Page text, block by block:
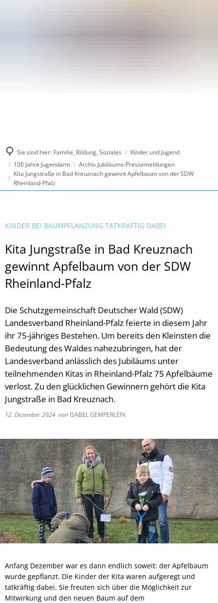
Sie sind hier: Familie, Bildung, Soziales
Kinder und Jugend
100 Jahre Jugendamt
Archiv Jubiläums-Pressemeldungen
Kita Jungstraße in Bad Kreuznach gewinnt Apfelbaum von der SDW
Rheinland-Pfalz
KINDER BEI BAUMPFLANZUNG TATKRÄFTIG DABEI
Kita Jungstraße in Bad Kreuznach
gewinnt Apfelbaum von der SDW
Rheinland-Pfalz
Die Schutzgemeinschaft Deutscher Wald (SDW)
Landesverband Rheinland-Pfalz feierte in diesem Jahr
ihr 75-jähriges Bestehen. Um bereits den Kleinsten die
Bedeutung des Waldes nahezubringen, hat der
Landesverband anlässlich des Jubiläums unter
teilnehmenden Kitas in Rheinland-Pfalz 75 Apfelbäume
verlost. Zu den glücklichen Gewinnern gehört die Kita
Jungstraße in Bad Kreuznach.
12. Dezember 2024 von ISABEL GEMPERLEIN
Anfang Dezember war es dann endlich soweit: der Apfelbaum
wurde gepflanzt. Die Kinder der Kita waren aufgeregt und
tatkräftig dabei. Sie freuten sich über die Möglichkeit zur
Mitwirkung und den neuen Baum auf dem